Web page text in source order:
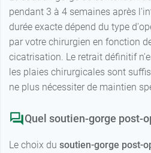
pendant 3 à 4 semaines après
durée exacte dépend du type
par votre chirurgien en fonction
cicatrisation. Le retrait définitif
les plaies chirurgicales sont
ne plus nécessiter de maintien
Quel soutien-gorge post-
Le choix du soutien-gorge post-